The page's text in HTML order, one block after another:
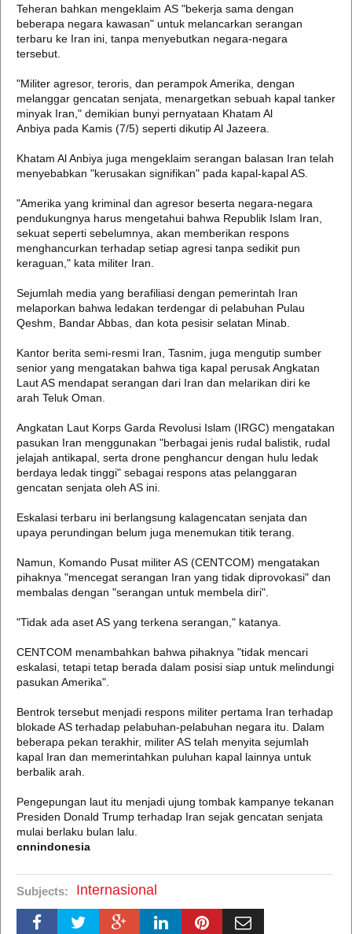
Teheran bahkan mengeklaim AS "bekerja sama dengan
beberapa negara kawasan" untuk melancarkan serangan
terbaru ke Iran ini, tanpa menyebutkan negara-negara
tersebut.
"Militer agresor, teroris, dan perampok Amerika, dengan
melanggar gencatan senjata, menargetkan sebuah kapal tanker
minyak Iran," demikian bunyi pernyataan Khatam Al
Anbiya pada Kamis (7/5) seperti dikutip Al Jazeera.
Khatam Al Anbiya juga mengeklaim serangan balasan Iran telah
menyebabkan "kerusakan signifikan" pada kapal-kapal AS.
"Amerika yang kriminal dan agresor beserta negara-negara
pendukungnya harus mengetahui bahwa Republik Islam Iran,
sekuat seperti sebelumnya, akan memberikan respons
menghancurkan terhadap setiap agresi tanpa sedikit pun
keraguan," kata militer Iran.
Sejumlah media yang berafiliasi dengan pemerintah Iran
melaporkan bahwa ledakan terdengar di pelabuhan Pulau
Qeshm, Bandar Abbas, dan kota pesisir selatan Minab.
Kantor berita semi-resmi Iran, Tasnim, juga mengutip sumber
senior yang mengatakan bahwa tiga kapal perusak Angkatan
Laut AS mendapat serangan dari Iran dan melarikan diri ke
arah Teluk Oman.
Angkatan Laut Korps Garda Revolusi Islam (IRGC) mengatakan
pasukan Iran menggunakan "berbagai jenis rudal balistik, rudal
jelajah antikapal, serta drone penghancur dengan hulu ledak
berdaya ledak tinggi" sebagai respons atas pelanggaran
gencatan senjata oleh AS ini.
Eskalasi terbaru ini berlangsung kalagencatan senjata dan
upaya perundingan belum juga menemukan titik terang.
Namun, Komando Pusat militer AS (CENTCOM) mengatakan
pihaknya "mencegat serangan Iran yang tidak diprovokasi" dan
membalas dengan "serangan untuk membela diri".
"Tidak ada aset AS yang terkena serangan," katanya.
CENTCOM menambahkan bahwa pihaknya "tidak mencari
eskalasi, tetapi tetap berada dalam posisi siap untuk melindungi
pasukan Amerika".
Bentrok tersebut menjadi respons militer pertama Iran terhadap
blokade AS terhadap pelabuhan-pelabuhan negara itu. Dalam
beberapa pekan terakhir, militer AS telah menyita sejumlah
kapal Iran dan memerintahkan puluhan kapal lainnya untuk
berbalik arah.
Pengepungan laut itu menjadi ujung tombak kampanye tekanan
Presiden Donald Trump terhadap Iran sejak gencatan senjata
mulai berlaku bulan lalu.
cnnindonesia
Subjects: Internasional